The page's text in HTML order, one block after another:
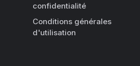
confidentialité
Conditions générales
d'utilisation